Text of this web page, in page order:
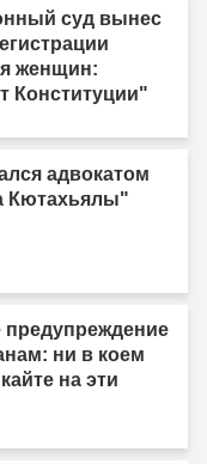
суд вынес
женщин:
Конституции"
адвокатом
Кютахьялы"
предупреждение
ни в коем
на эти